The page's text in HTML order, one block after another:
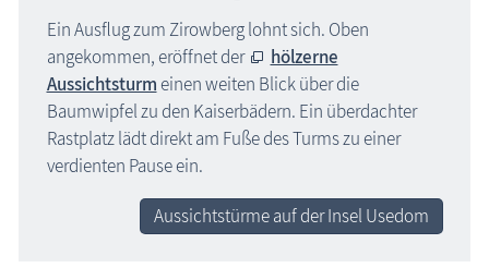
Ein Ausflug zum Zirowberg lohnt sich. Oben
angekommen, eröffnet der
hölzerne
Aussichtsturm einen weiten Blick über die
Baumwipfel zu den Kaiserbädern. Ein überdachter
Rastplatz lädt direkt am Fuße des Turms zu einer
verdienten Pause ein.
Aussichtstürme auf der Insel Usedom